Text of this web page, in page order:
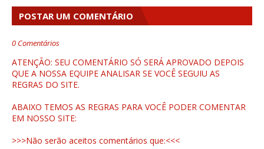
POSTAR UM COMENTÁRIO
0 Comentários
ATENÇÃO: SEU COMENTÁRIO SÓ SERÁ APROVADO DEPOIS
QUE A NOSSA EQUIPE ANALISAR SE VOCÊ SEGUIU AS
REGRAS DO SITE.
ABAIXO TEMOS AS REGRAS PARA VOCÊ PODER COMENTAR
EM NOSSO SITE:
>>>Não serão aceitos comentários que:<<<